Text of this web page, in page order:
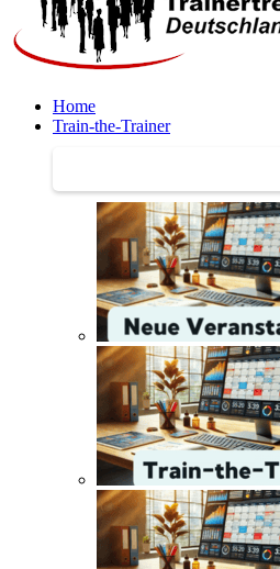
Home
Train-the-Trainer